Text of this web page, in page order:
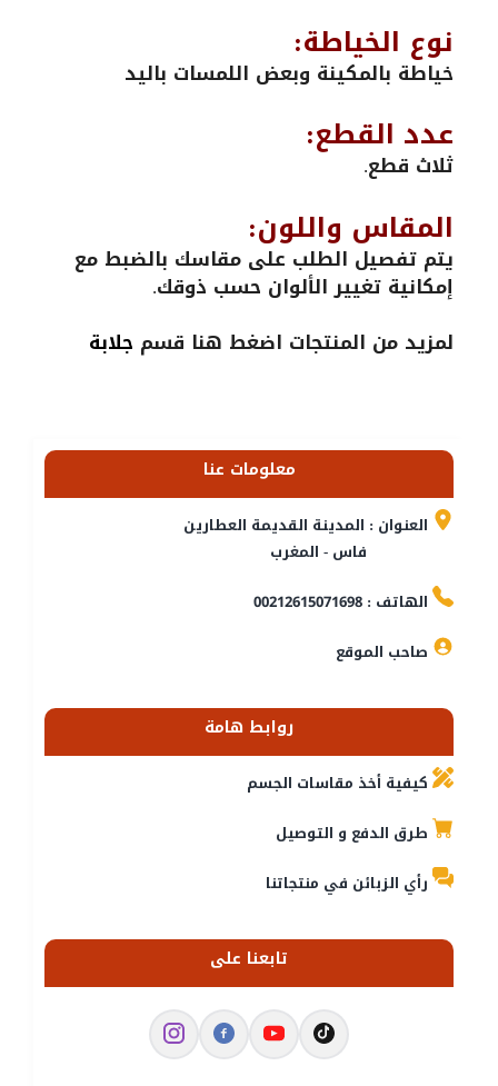
نوع الخياطة:
خياطة بالمكينة وبعض اللمسات باليد
عدد القطع:
ثلاث قطع.
المقاس واللون:
يتم تفصيل الطلب على مقاسك بالضبط مع
إمكانية تغيير الألوان حسب ذوقك.
لمزيد من المنتجات اضغط هنا قسم جلابة
معلومات عنا
العنوان : المدينة القديمة العطارين
فاس - المغرب
الهاتف : 00212615071698
صاحب الموقع
روابط هامة
كيفية أخذ مقاسات الجسم
طرق الدفع و التوصيل
رأي الزبائن في منتجاتنا
تابعنا على